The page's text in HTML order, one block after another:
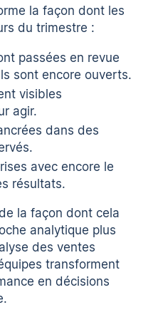
la façon dont les
du trimestre :
passées en revue
sont encore ouverts.
visibles
agir.
dans des
avec encore le
résultats.
la façon dont cela
analytique plus
des ventes
transforment
en décisions